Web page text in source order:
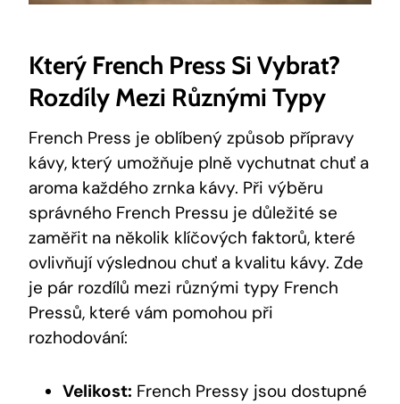
Který French Press Si Vybrat?
Rozdíly Mezi Různými Typy
French Press je oblíbený způsob přípravy
kávy, který umožňuje plně vychutnat chuť a
aroma každého zrnka kávy. Při výběru
správného French Pressu je důležité se
zaměřit na několik klíčových faktorů, které
ovlivňují výslednou chuť a kvalitu kávy. Zde
je pár rozdílů mezi různými typy French
Pressů, které vám pomohou při
rozhodování:
Velikost: French Pressy jsou dostupné